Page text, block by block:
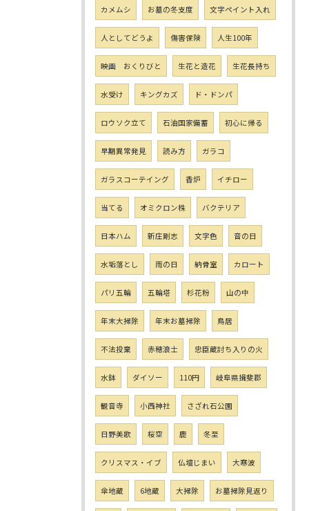
カメムシ お墓の冬支度 文字ペイント入れ
人としてどうよ 傷害保険 人生100年
映画 おくりびと 生花と造花 生花長持ち
水受け キングカズ ド・ドンパ
ロウソク立て 石油国家備蓄 初心に帰る
早期異常発見 読み方 ガラコ
ガラスコーテイング 香炉 イチロー
当てる オミクロン株 バクテリア
日本ハム 新庄剛志 文字色 音の日
水垢落とし 雨の日 納骨室 カロート
パリ五輪 五輪塔 杉花粉 山の中
年末大掃除 年末お墓掃除 鳥居
不法投棄 赤穂浪士 忠臣蔵討ち入りの火
水鉢 ダイソー 110円 岐阜県揖斐郡
観音寺 小西神社 さざれ石公園
日野美歌 桜空 鹿 冬至
クリスマス・イブ 仏壇じまい 大寒波
傘地蔵 6地蔵 大掃除 お墓掃除見返り